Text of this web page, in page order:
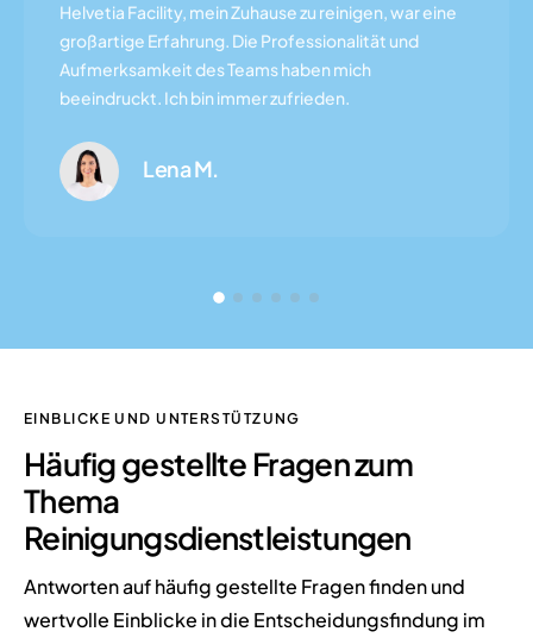
Helvetia Facility, mein Zuhause zu reinigen, war eine
großartige Erfahrung. Die Professionalität und
Aufmerksamkeit des Teams haben mich
beeindruckt. Ich bin immer zufrieden.
Lena M.
EINBLICKE UND UNTERSTÜTZUNG
Häufig gestellte Fragenzum
Thema
Reinigungsdienstleistungen
Antworten auf häufig gestellte Fragen finden und
wertvolle Einblicke in die Entscheidungsfindung im